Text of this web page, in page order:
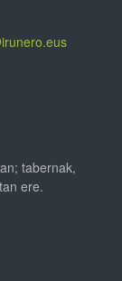
tabernak,
ere.